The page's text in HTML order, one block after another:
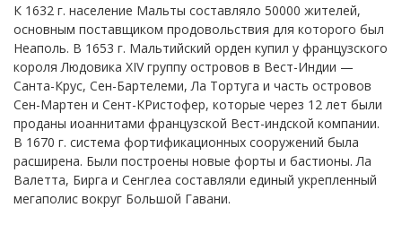
К 1632 г. население Мальты составляло 50000 жителей,
основным поставщиком продовольствия для которого был
Неаполь. В 1653 г. Мальтийский орден купил у французского
короля Людовика XIV группу островов в Вест-Индии —
Санта-Крус, Сен-Бартелеми, Ла Тортуга и часть островов
Сен-Мартен и Сент-КРистофер, которые через 12 лет были
проданы иоаннитами французской Вест-индской компании.
В 1670 г. система фортификационных сооружений была
расширена. Были построены новые форты и бастионы. Ла
Валетта, Бирга и Сенглеа составляли единый укрепленный
мегаполис вокруг Большой Гавани.